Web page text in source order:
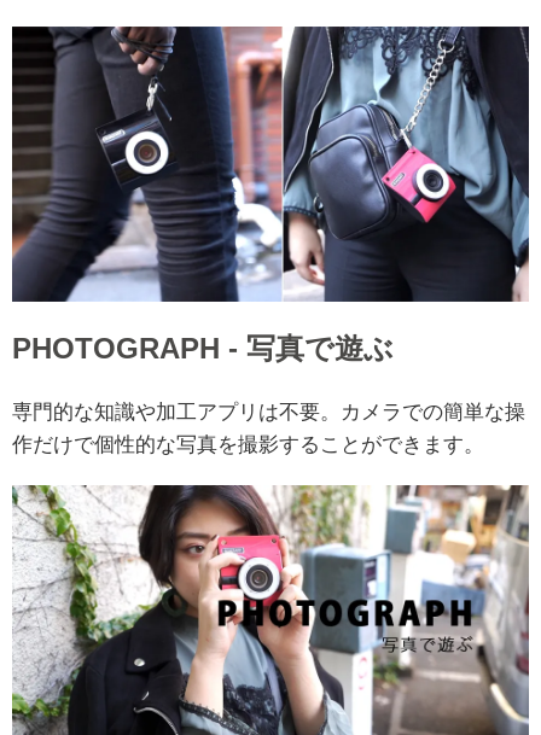
PHOTOGRAPH - 写真で遊ぶ
専門的な知識や加工アプリは不要。カメラでの簡単な操
作だけで個性的な写真を撮影することができます。